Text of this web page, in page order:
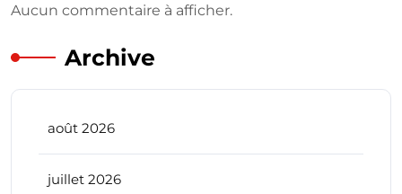
Aucun commentaire à afficher.
Archive
août 2026
juillet 2026